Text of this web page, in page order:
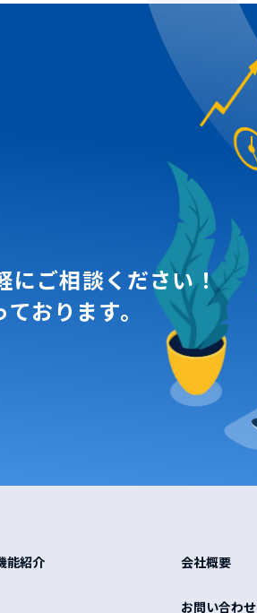
にご相談ください！
おります。
能紹介 会社概要
お問い合わせ